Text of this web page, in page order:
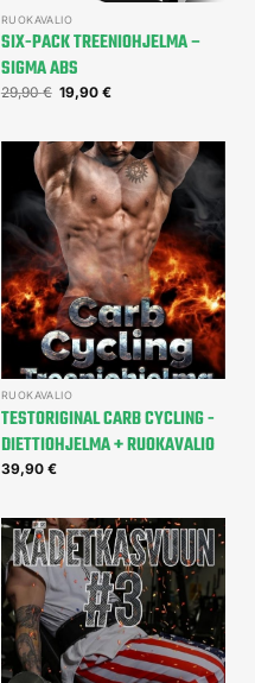
RUOKAVALIO
SIX-PACK TREENIOHJELMA –
SIGMA ABS
29,90€ 19,90€
RUOKAVALIO
TESTORIGINAL CARB CYCLING -
DIETTIOHJELMA + RUOKAVALIO
39,90 €